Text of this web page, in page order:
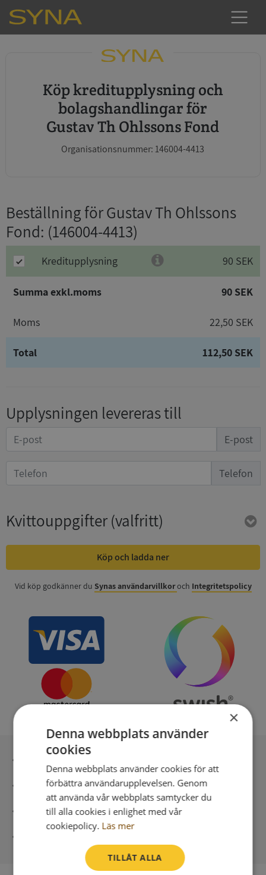
Köp kreditupplysning och
bolagshandlingar för
Gustav Th Ohlssons Fond
Organisationsnummer: 146004-4413
Beställning för Gustav Th Ohlssons
Fond: (146004-4413)
Kreditupplysning 90 SEK
Summa exkl.moms 90 SEK
Moms 22,50 SEK
Total 112,50 SEK
Upplysningen levereras till
E-post
Telefon
Kvittouppgifter(valfritt)
Köp och ladda ner
Vid köp godkänner du Synas användarvillkoroch Integritetspolicy
Säker betalning med stripe
Direkt digital leverans
×
Denna webbplats använder
cookies
Denna webbplats använder cookies för att
förbättra användarupplevelsen. Genom
att använda vår webbplats samtycker du
till alla cookies i enlighet med vår
cookiepolicy. Läs mer
TILLÅT ALLA